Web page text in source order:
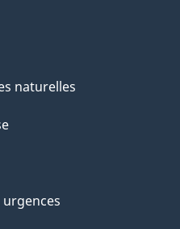
naturelles
urgences